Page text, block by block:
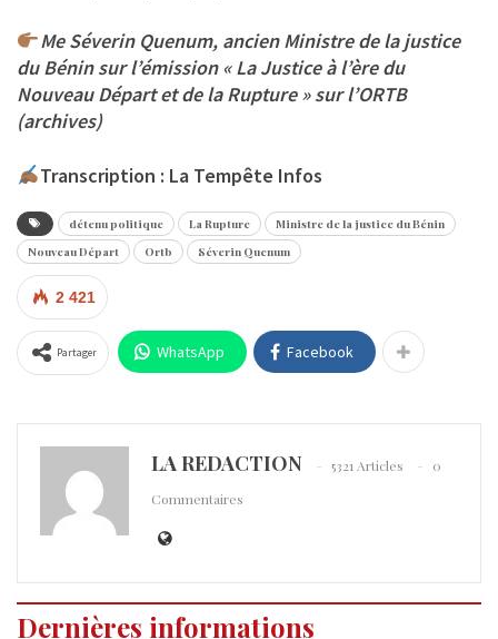
Me Séverin Quenum, ancien Ministre de la justice
du Bénin sur l’émission « La Justice à l’ère du
Nouveau Départ et de la Rupture » sur l’ORTB
(archives)
Transcription : La Tempête Infos
détenu politique La Rupture
Ministre de la justice du Bénin
Nouveau Départ
Ortb Séverin Quenum
2 421
Partager WhatsApp Facebook
LA REDACTION 5321 Articles
0
Commentaires
Dernières informations